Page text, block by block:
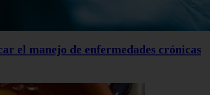
el manejo de enfermedades crónicas